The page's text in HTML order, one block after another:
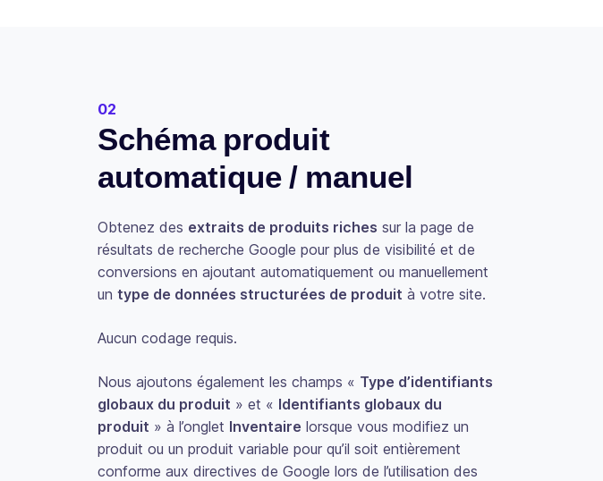
02
Schéma produit
automatique / manuel
Obtenez des extraits de produits riches sur la page de
résultats de recherche Google pour plus de visibilité et de
conversions en ajoutant automatiquement ou manuellement
un type de données structurées de produit à votre site.
Aucun codage requis.
Nous ajoutons également les champs « Type d’identifiants
globaux du produit » et « Identifiants globaux du
produit » à l’onglet Inventaire lorsque vous modifiez un
produit ou un produit variable pour qu’il soit entièrement
conforme aux directives de Google lors de l’utilisation des